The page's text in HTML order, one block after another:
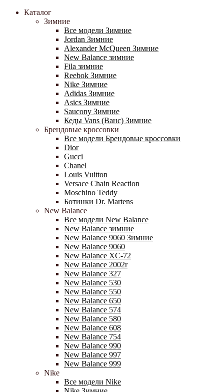
Каталог
Зимние
Все модели Зимние
Jordan Зимние
Alexander McQueen Зимние
New Balance зимние
Fila зимние
Reebok Зимние
Nike Зимние
Adidas Зимние
Asics Зимние
Saucony Зимние
Кеды Vans (Ванс) Зимние
Брендовые кроссовки
Все модели Брендовые кроссовки
Dior
Gucci
Chanel
Louis Vuitton
Versace Chain Reaction
Moschino Teddy
Ботинки Dr. Martens
New Balance
Все модели New Balance
New Balance зимние
New Balance 9060 Зимние
New Balance 9060
New Balance XC-72
New Balance 2002r
New Balance 327
New Balance 530
New Balance 550
New Balance 650
New Balance 574
New Balance 580
New Balance 608
New Balance 754
New Balance 990
New Balance 997
New Balance 999
Nike
Все модели Nike